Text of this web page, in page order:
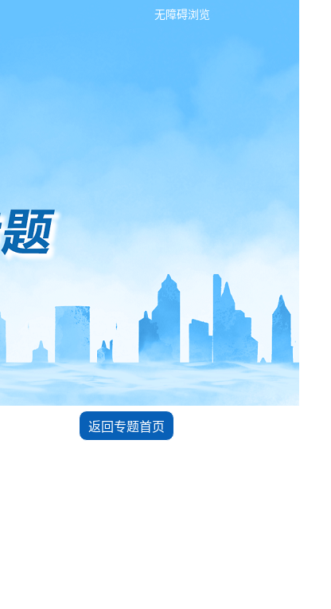
无障碍浏览
返回专题首页